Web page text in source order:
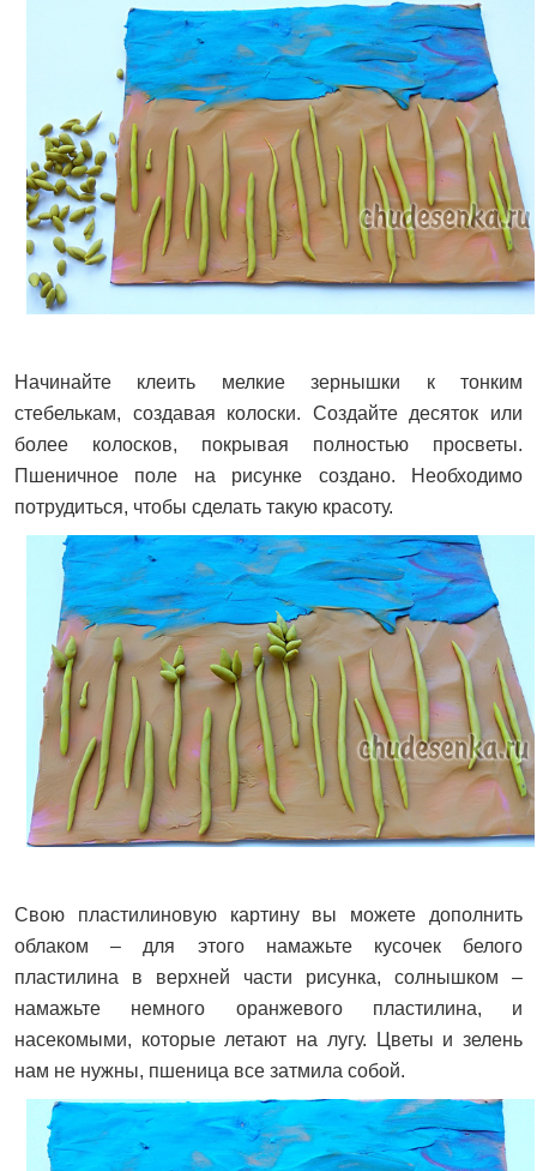
Начинайте клеить мелкие зернышки к тонким
стебелькам, создавая колоски. Создайте десяток или
более колосков, покрывая полностью просветы.
Пшеничное поле на рисунке создано. Необходимо
потрудиться, чтобы сделать такую красоту.
Свою пластилиновую картину вы можете дополнить
облаком – для этого намажьте кусочек белого
пластилина в верхней части рисунка, солнышком –
намажьте немного оранжевого пластилина, и
насекомыми, которые летают на лугу. Цветы и зелень
нам не нужны, пшеница все затмила собой.